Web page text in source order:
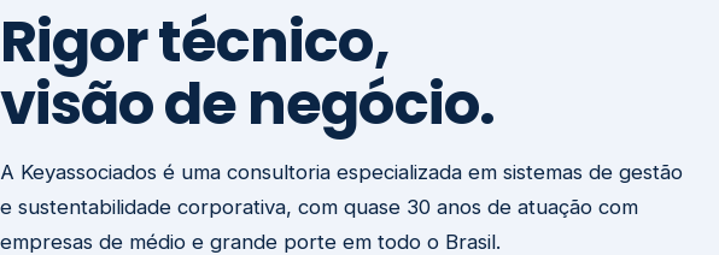
Rigor técnico,
visão de negócio.
A Keyassociados é uma consultoria especializada em sistemas de gestão
e sustentabilidade corporativa, com quase 30 anos de atuação com
empresas de médio e grande porte em todo o Brasil.